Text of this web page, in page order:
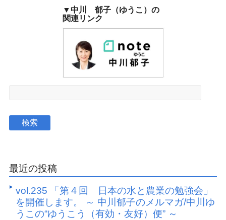
▼中川 郁子（ゆうこ）の
関連リンク
最近の投稿
vol.235 「第４回 日本の水と農業の勉強会」
を開催します。 ～ 中川郁子のメルマガ/中川ゆ
うこの“ゆうこう（有効・友好）便” ～